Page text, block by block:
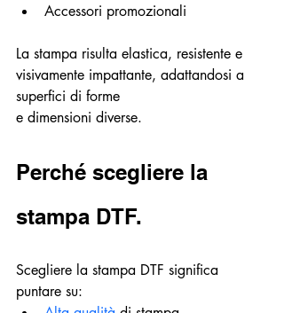
Accessori promozionali
La stampa risulta elastica, resistente e
visivamente impattante, adattandosi a
superfici di forme
e dimensioni diverse.
Perché scegliere la
stampa DTF.
Scegliere la stampa DTF significa
puntare su: